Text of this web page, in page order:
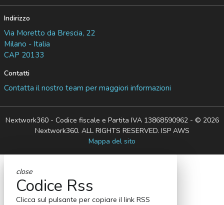
Indirizzo
Via Moretto da Brescia, 22
Milano - Italia
CAP 20133
Contatti
Contatta il nostro team per maggiori informazioni
Nextwork360 - Codice fiscale e Partita IVA 13868590962 - © 2026
Nextwork360. ALL RIGHTS RESERVED. ISP AWS
Mappa del sito
close
Codice Rss
Clicca sul pulsante per copiare il link RSS